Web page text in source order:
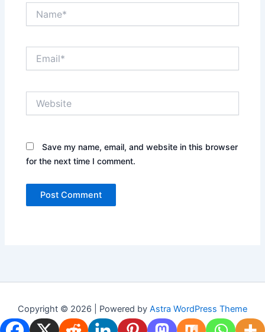
Save my name, email, and website in this browser
for the next time I comment.
Copyright © 2026 | Powered by Astra WordPress Theme